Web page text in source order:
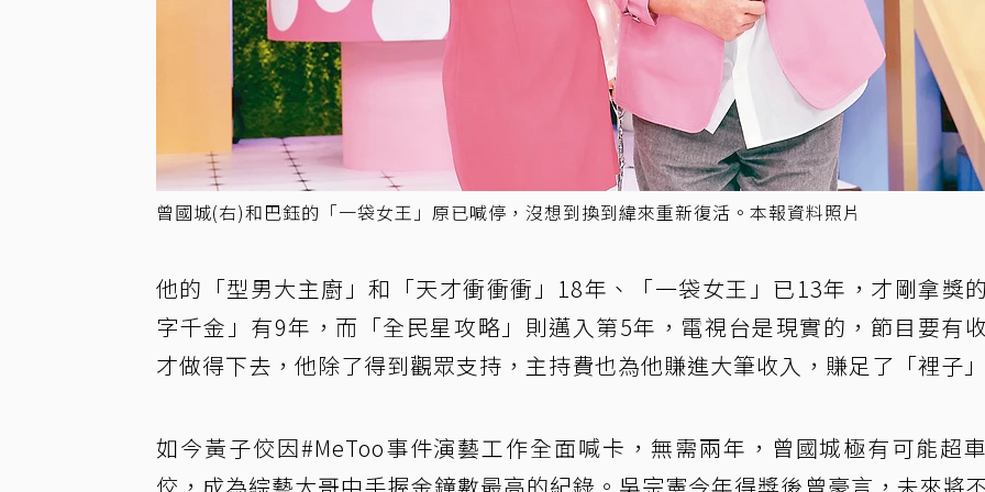
曾國城(右)和巴鈺的「一袋女王」原已喊停，沒想到換到緯來重新復活。本報資料照片
他的「型男大主廚」和「天才衝衝衝」18年、「一袋女王」已13年，才剛拿獎
字千金」有9年，而「全民星攻略」則邁入第5年，電視台是現實的，節目要有
才做得下去，他除了得到觀眾支持，主持費也為他賺進大筆收入，賺足了「裡子
如今黃子佼因#MeToo事件演藝工作全面喊卡，無需兩年，曾國城極有可能超